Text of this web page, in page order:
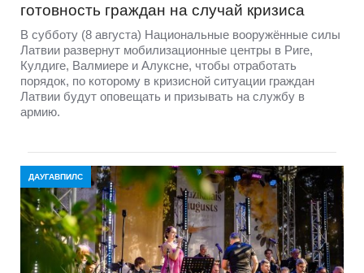
готовность граждан на случай кризиса
В субботу (8 августа) Национальные вооружённые силы
Латвии развернут мобилизационные центры в Риге,
Кулдиге, Валмиере и Алуксне, чтобы отработать
порядок, по которому в кризисной ситуации граждан
Латвии будут оповещать и призывать на службу в
армию.
ДАУГАВПИЛС